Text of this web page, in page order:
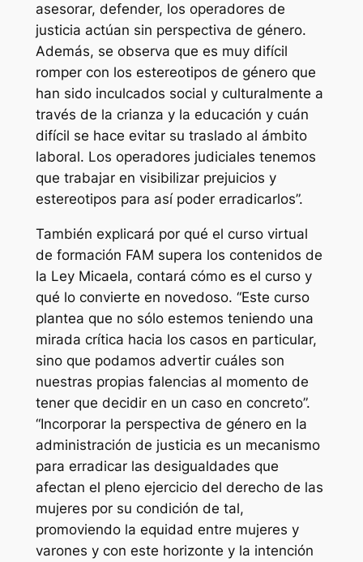
asesorar, defender, los operadores de
justicia actúan sin perspectiva de género.
Además, se observa que es muy difícil
romper con los estereotipos de género que
han sido inculcados social y culturalmente a
través de la crianza y la educación y cuán
difícil se hace evitar su traslado al ámbito
laboral. Los operadores judiciales tenemos
que trabajar en visibilizar prejuicios y
estereotipos para así poder erradicarlos”.
También explicará por qué el curso virtual
de formación FAM supera los contenidos de
la Ley Micaela, contará cómo es el curso y
qué lo convierte en novedoso. “Este curso
plantea que no sólo estemos teniendo una
mirada crítica hacia los casos en particular,
sino que podamos advertir cuáles son
nuestras propias falencias al momento de
tener que decidir en un caso en concreto”.
“Incorporar la perspectiva de género en la
administración de justicia es un mecanismo
para erradicar las desigualdades que
afectan el pleno ejercicio del derecho de las
mujeres por su condición de tal,
promoviendo la equidad entre mujeres y
varones y con este horizonte y la intención